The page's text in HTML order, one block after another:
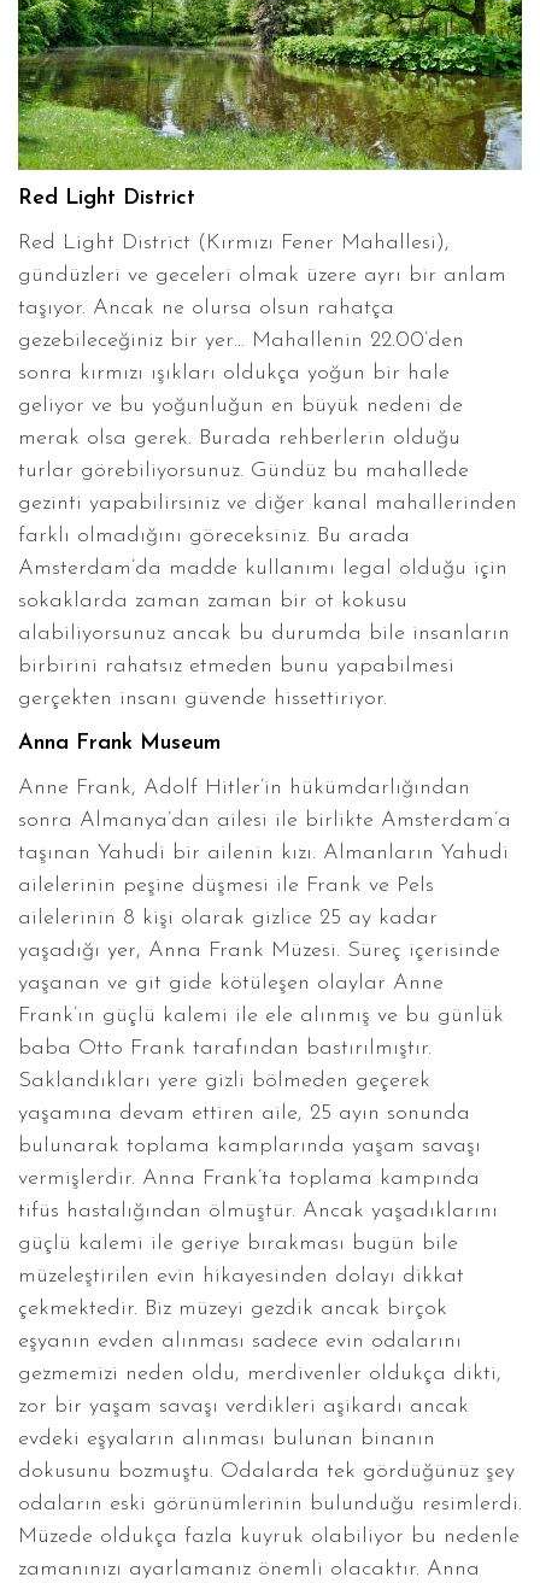
Red Light District
Red Light District (Kırmızı Fener Mahallesi),
gündüzleri ve geceleri olmak üzere ayrı bir anlam
taşıyor. Ancak ne olursa olsun rahatça
gezebileceğiniz bir yer… Mahallenin 22.00’den
sonra kırmızı ışıkları oldukça yoğun bir hale
geliyor ve bu yoğunluğun en büyük nedeni de
merak olsa gerek. Burada rehberlerin olduğu
turlar görebiliyorsunuz. Gündüz bu mahallede
gezinti yapabilirsiniz ve diğer kanal mahallerinden
farklı olmadığını göreceksiniz. Bu arada
Amsterdam’da madde kullanımı legal olduğu için
sokaklarda zaman zaman bir ot kokusu
alabiliyorsunuz ancak bu durumda bile insanların
birbirini rahatsız etmeden bunu yapabilmesi
gerçekten insanı güvende hissettiriyor.
Anna Frank Museum
Anne Frank, Adolf Hitler’in hükümdarlığından
sonra Almanya’dan ailesi ile birlikte Amsterdam’a
taşınan Yahudi bir ailenin kızı. Almanların Yahudi
ailelerinin peşine düşmesi ile Frank ve Pels
ailelerinin 8 kişi olarak gizlice 25 ay kadar
yaşadığı yer, Anna Frank Müzesi. Süreç içerisinde
yaşanan ve git gide kötüleşen olaylar Anne
Frank’ın güçlü kalemi ile ele alınmış ve bu günlük
baba Otto Frank tarafından bastırılmıştır.
Saklandıkları yere gizli bölmeden geçerek
yaşamına devam ettiren aile, 25 ayın sonunda
bulunarak toplama kamplarında yaşam savaşı
vermişlerdir. Anna Frank’ta toplama kampında
tifüs hastalığından ölmüştür. Ancak yaşadıklarını
güçlü kalemi ile geriye bırakması bugün bile
müzeleştirilen evin hikayesinden dolayı dikkat
çekmektedir. Biz müzeyi gezdik ancak birçok
eşyanın evden alınması sadece evin odalarını
gezmemizi neden oldu, merdivenler oldukça dikti,
zor bir yaşam savaşı verdikleri aşikardı ancak
evdeki eşyaların alınması bulunan binanın
dokusunu bozmuştu. Odalarda tek gördüğünüz şey
odaların eski görünümlerinin bulunduğu resimlerdi.
Müzede oldukça fazla kuyruk olabiliyor bu nedenle
zamanınızı ayarlamanız önemli olacaktır. Anna